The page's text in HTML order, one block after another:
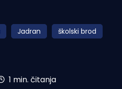
Jadran školski brod
1 min. čitanja